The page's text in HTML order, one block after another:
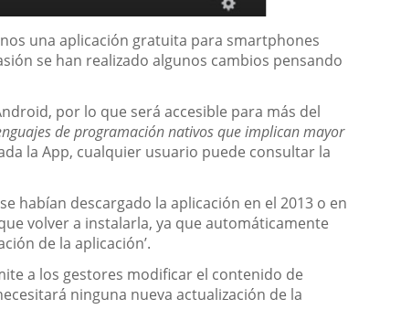
una aplicación gratuita para smartphones
se han realizado algunos cambios pensando
por lo que será accesible para más del
de programación nativos que implican mayor
la App, cualquier usuario puede consultar la
habían descargado la aplicación en el 2013 o en
volver a instalarla, ya que automáticamente
de la aplicación’.
a los gestores modificar el contenido de
ninguna nueva actualización de la